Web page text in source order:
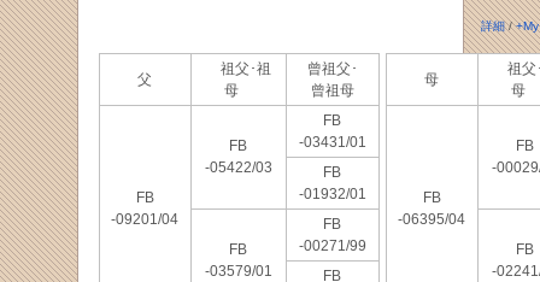
詳細/+My
父
祖父･祖
母
曾祖父･
曾祖母
FB
-09201/04
FB
-05422/03
FB
-03431/01
FB
-01932/01
FB
-03579/01
FB
-00271/99
FB
母
祖父
母
FB
-06395/04
FB
-
FB
-